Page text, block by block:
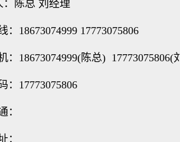
：陈总 刘经理
：18673074999 17773075806
： 18673074999(陈总) 17773075806(
：17773075806
：
：